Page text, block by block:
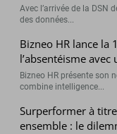
Avec l’arrivée de la
des données...
Bizneo HR lance la 1
l’absentéisme
Bizneo HR présente son
combine intelligence...
Surperformer à
ensemble : le